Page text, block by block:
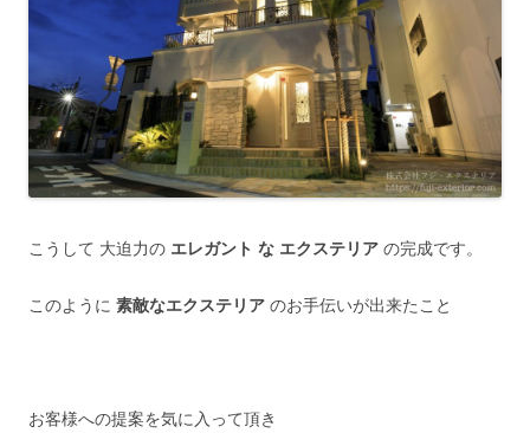
こうして 大迫力の エレガント な エクステリア の完成です。
このように 素敵なエクステリア のお手伝いが出来たこと
お客様への提案を気に入って頂き